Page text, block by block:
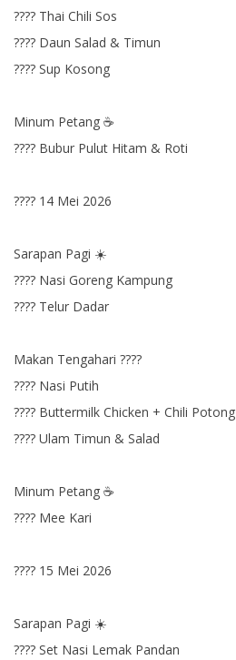
????️ Thai Chili Sos
???? Daun Salad & Timun
???? Sup Kosong
Minum Petang ☕
???? Bubur Pulut Hitam & Roti
???? 14 Mei 2026
Sarapan Pagi ☀️
???? Nasi Goreng Kampung
???? Telur Dadar
Makan Tengahari ????
???? Nasi Putih
???? Buttermilk Chicken + Chili Potong
???? Ulam Timun & Salad
Minum Petang ☕
???? Mee Kari
???? 15 Mei 2026
Sarapan Pagi ☀️
???? Set Nasi Lemak Pandan